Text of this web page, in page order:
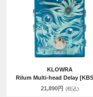
KLOWRA
Rilum Multi-head Delay
21,890円 (税込)